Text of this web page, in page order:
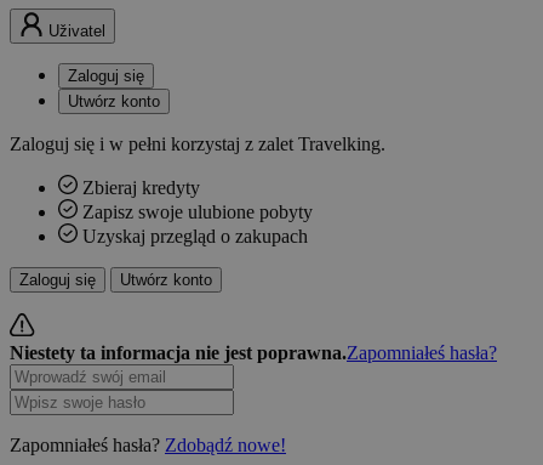
Uživatel
Zaloguj się
Utwórz konto
Zaloguj się i w pełni korzystaj z zalet Travelking.
Zbieraj kredyty
Zapisz swoje ulubione pobyty
Uzyskaj przegląd o zakupach
Zaloguj się Utwórz konto
Niestety ta informacja nie jest poprawna.Zapomniałeś hasła?
Zapomniałeś hasła? Zdobądź nowe!